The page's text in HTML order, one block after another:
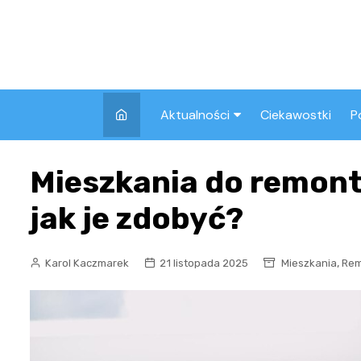
Aktualności
Pozostałe
Ciekawostki
Mieszkania do
jak je zdobyć?
Karol Kaczmarek 21 listopada 2025 Mieszkania,